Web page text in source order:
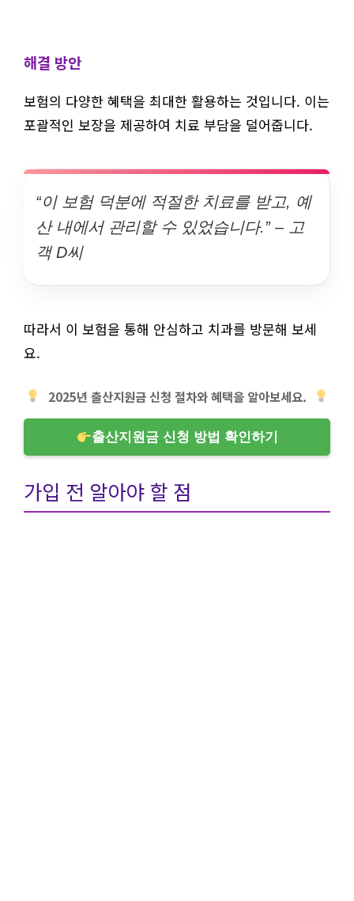
해결 방안
보험의 다양한 혜택을 최대한 활용하는 것입니다. 이는
포괄적인 보장을 제공하여 치료 부담을 덜어줍니다.
“이 보험 덕분에 적절한 치료를 받고, 예
산 내에서 관리할 수 있었습니다.” – 고
객 D씨
따라서 이 보험을 통해 안심하고 치과를 방문해 보세
요.
2025년 출산지원금 신청 절차와 혜택을 알아보세요.
출산지원금 신청 방법 확인하기
가입 전 알아야 할 점